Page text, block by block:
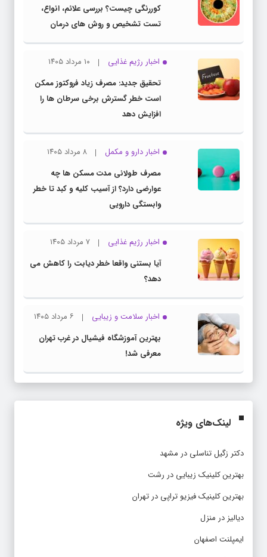
کوررنگی چیست؟ بررسی علائم، انواع،
تست تشخیص و روش های درمان
اخبار رژیم غذایی
۱۰ مرداد ۱۴۰۵
تحقیق جدید: مصرف زیاد فروکتوز ممکن
است خطر گسترش برخی سرطان ها را
افزایش دهد
اخبار دارو و مکمل
۸ مرداد ۱۴۰۵
مصرف طولانی مدت مسکن ها چه
عوارضی دارد؟ از آسیب کلیه و کبد تا خطر
وابستگی دارویی
اخبار رژیم غذایی
۷ مرداد ۱۴۰۵
آیا بستنی واقعا خطر دیابت را کاهش می
دهد؟
اخبار سلامت و زیبایی
۶ مرداد ۱۴۰۵
بهترین آموزشگاه فیشیال در غرب تهران
معرفی شد!
لینک‌های ویژه
دکتر زگیل تناسلی در مشهد
بهترین کلینیک زیبایی در رشت
بهترین کلینیک فیزیو تراپی در تهران
دیالیز در منزل
ایمپلنت اصفهان